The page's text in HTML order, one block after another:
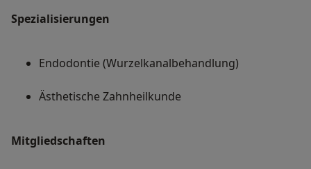
Spezialisierungen
Endodontie (Wurzelkanalbehandlung)
Ästhetische Zahnheilkunde
Mitgliedschaften